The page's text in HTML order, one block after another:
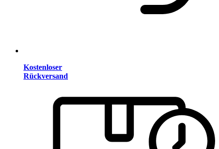
Kostenloser
Rückversand